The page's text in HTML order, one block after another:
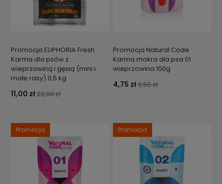
Promocja EUPHORIA Fresh
Karma dla psów z
wieprzowiną i gęsią (mini i
małe rasy) 0,5 kg
11,00 zł22,00 zł
Promocja Natural Code
Karma mokra dla psa 01
wieprzowina 100g
4,75 zł9,50 zł
Promocja Promocja